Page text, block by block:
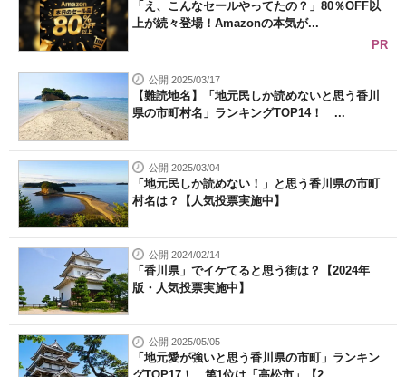
「え、こんなセールやってたの？」80％OFF以
上が続々登場！Amazonの本気が...
PR
公開 2025/03/17
【難読地名】「地元民しか読めないと思う香川
県の市町村名」ランキングTOP14！ ...
公開 2025/03/04
「地元民しか読めない！」と思う香川県の市町
村名は？【人気投票実施中】
公開 2024/02/14
「香川県」でイケてると思う街は？【2024年
版・人気投票実施中】
公開 2025/05/05
「地元愛が強いと思う香川県の市町」ランキン